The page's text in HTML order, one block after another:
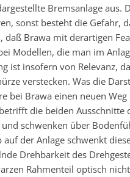
Bremsanlage aus.
sonst besteht die Gefahr,
Brawa mit derartigen
Modellen, die man im
ist insofern von Relevanz,
verstecken. Was die
bei Brawa einen neuen
die beiden Ausschnitte
schwenken über
der Anlage schwenkt
Drehbarkeit des
Rahmenteil optisch